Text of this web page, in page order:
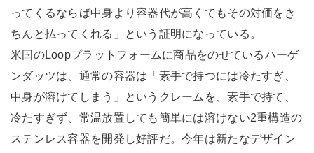
ってくるならば中身より容器代が高くてもその対価をき
ちんと払ってくれる」という証明になっている。
米国のLoopプラットフォームに商品をのせているハーゲ
ンダッツは、通常の容器は「素手で持つには冷たすぎ、
中身が溶けてしまう」というクレームを、素手で持て、
冷たすぎず、常温放置しても簡単には溶けない2重構造の
ステンレス容器を開発し好評だ。今年は新たなデザイン